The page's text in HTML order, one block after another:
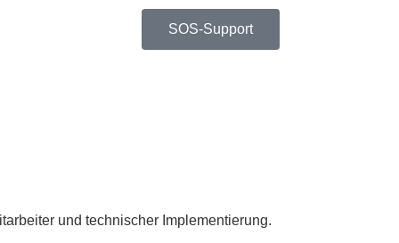
SOS-Support
und technischer Implementierung.